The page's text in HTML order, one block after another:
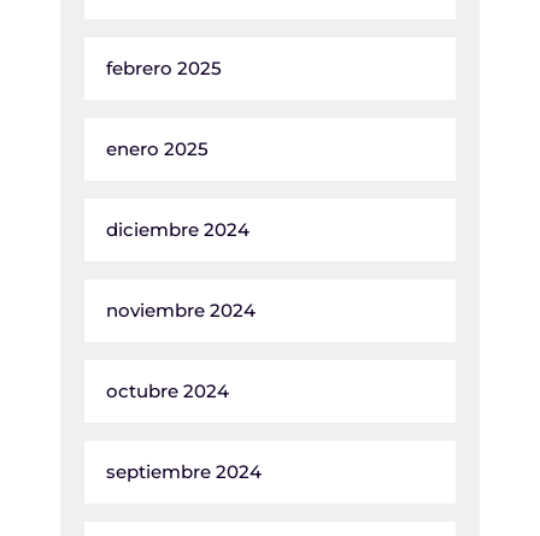
febrero 2025
enero 2025
diciembre 2024
noviembre 2024
octubre 2024
septiembre 2024